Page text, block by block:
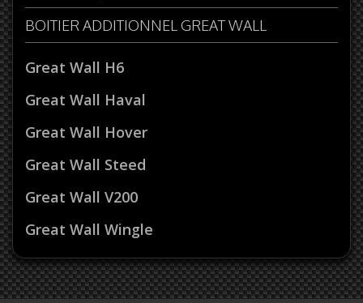
BOITIER ADDITIONNEL GREAT WALL
Great Wall H6
Great Wall Haval
Great Wall Hover
Great Wall Steed
Great Wall V200
Great Wall Wingle